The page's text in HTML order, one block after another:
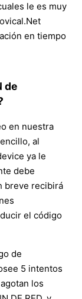
le es muy
en tiempo
de
en nuestra
al
ya le
debe
breve recibirá
el código
de
5 intentos
los